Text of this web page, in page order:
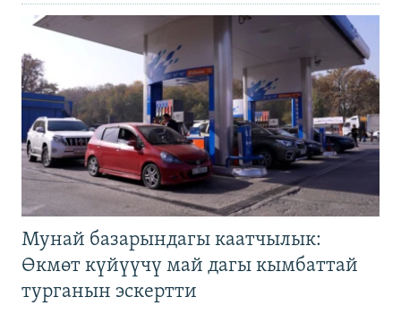
Мунай базарындагы каатчылык:
Өкмөт күйүүчү май дагы кымбаттай
турганын эскертти